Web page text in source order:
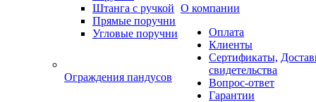
Штанга с ручкой
Прямые поручни
Угловые поручни
Ограждения пандусов
О компании
Оплата
Клиенты
Сертификаты,
свидетельства
Вопрос-ответ
Гарантии